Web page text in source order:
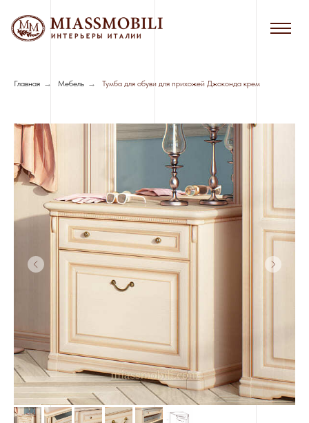
Главная → Мебель → Тумба для обуви для прихожей Джоконда крем
- 8%, минимальная стоимость - 3000
руб.